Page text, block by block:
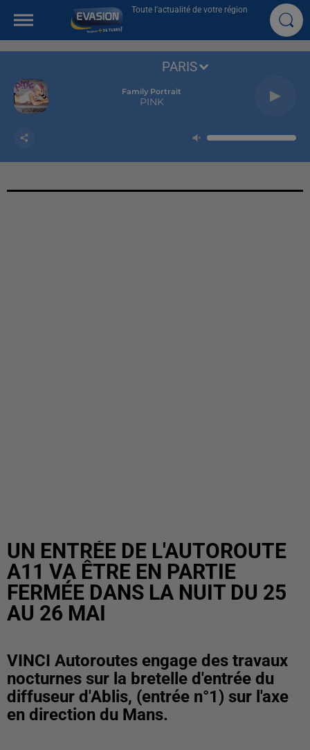
Toute l'actualité de votre région
Family Portrait
PINK
PARIS
UN ENTRÉE DE L'AUTOROUTE
A11 VA ÊTRE EN PARTIE
FERMÉE DANS LA NUIT DU 25
AU 26 MAI
VINCI Autoroutes engage des travaux
nocturnes sur la bretelle d'entrée du
diffuseur d'Ablis, (entrée n°1) sur l'axe
en direction du Mans.